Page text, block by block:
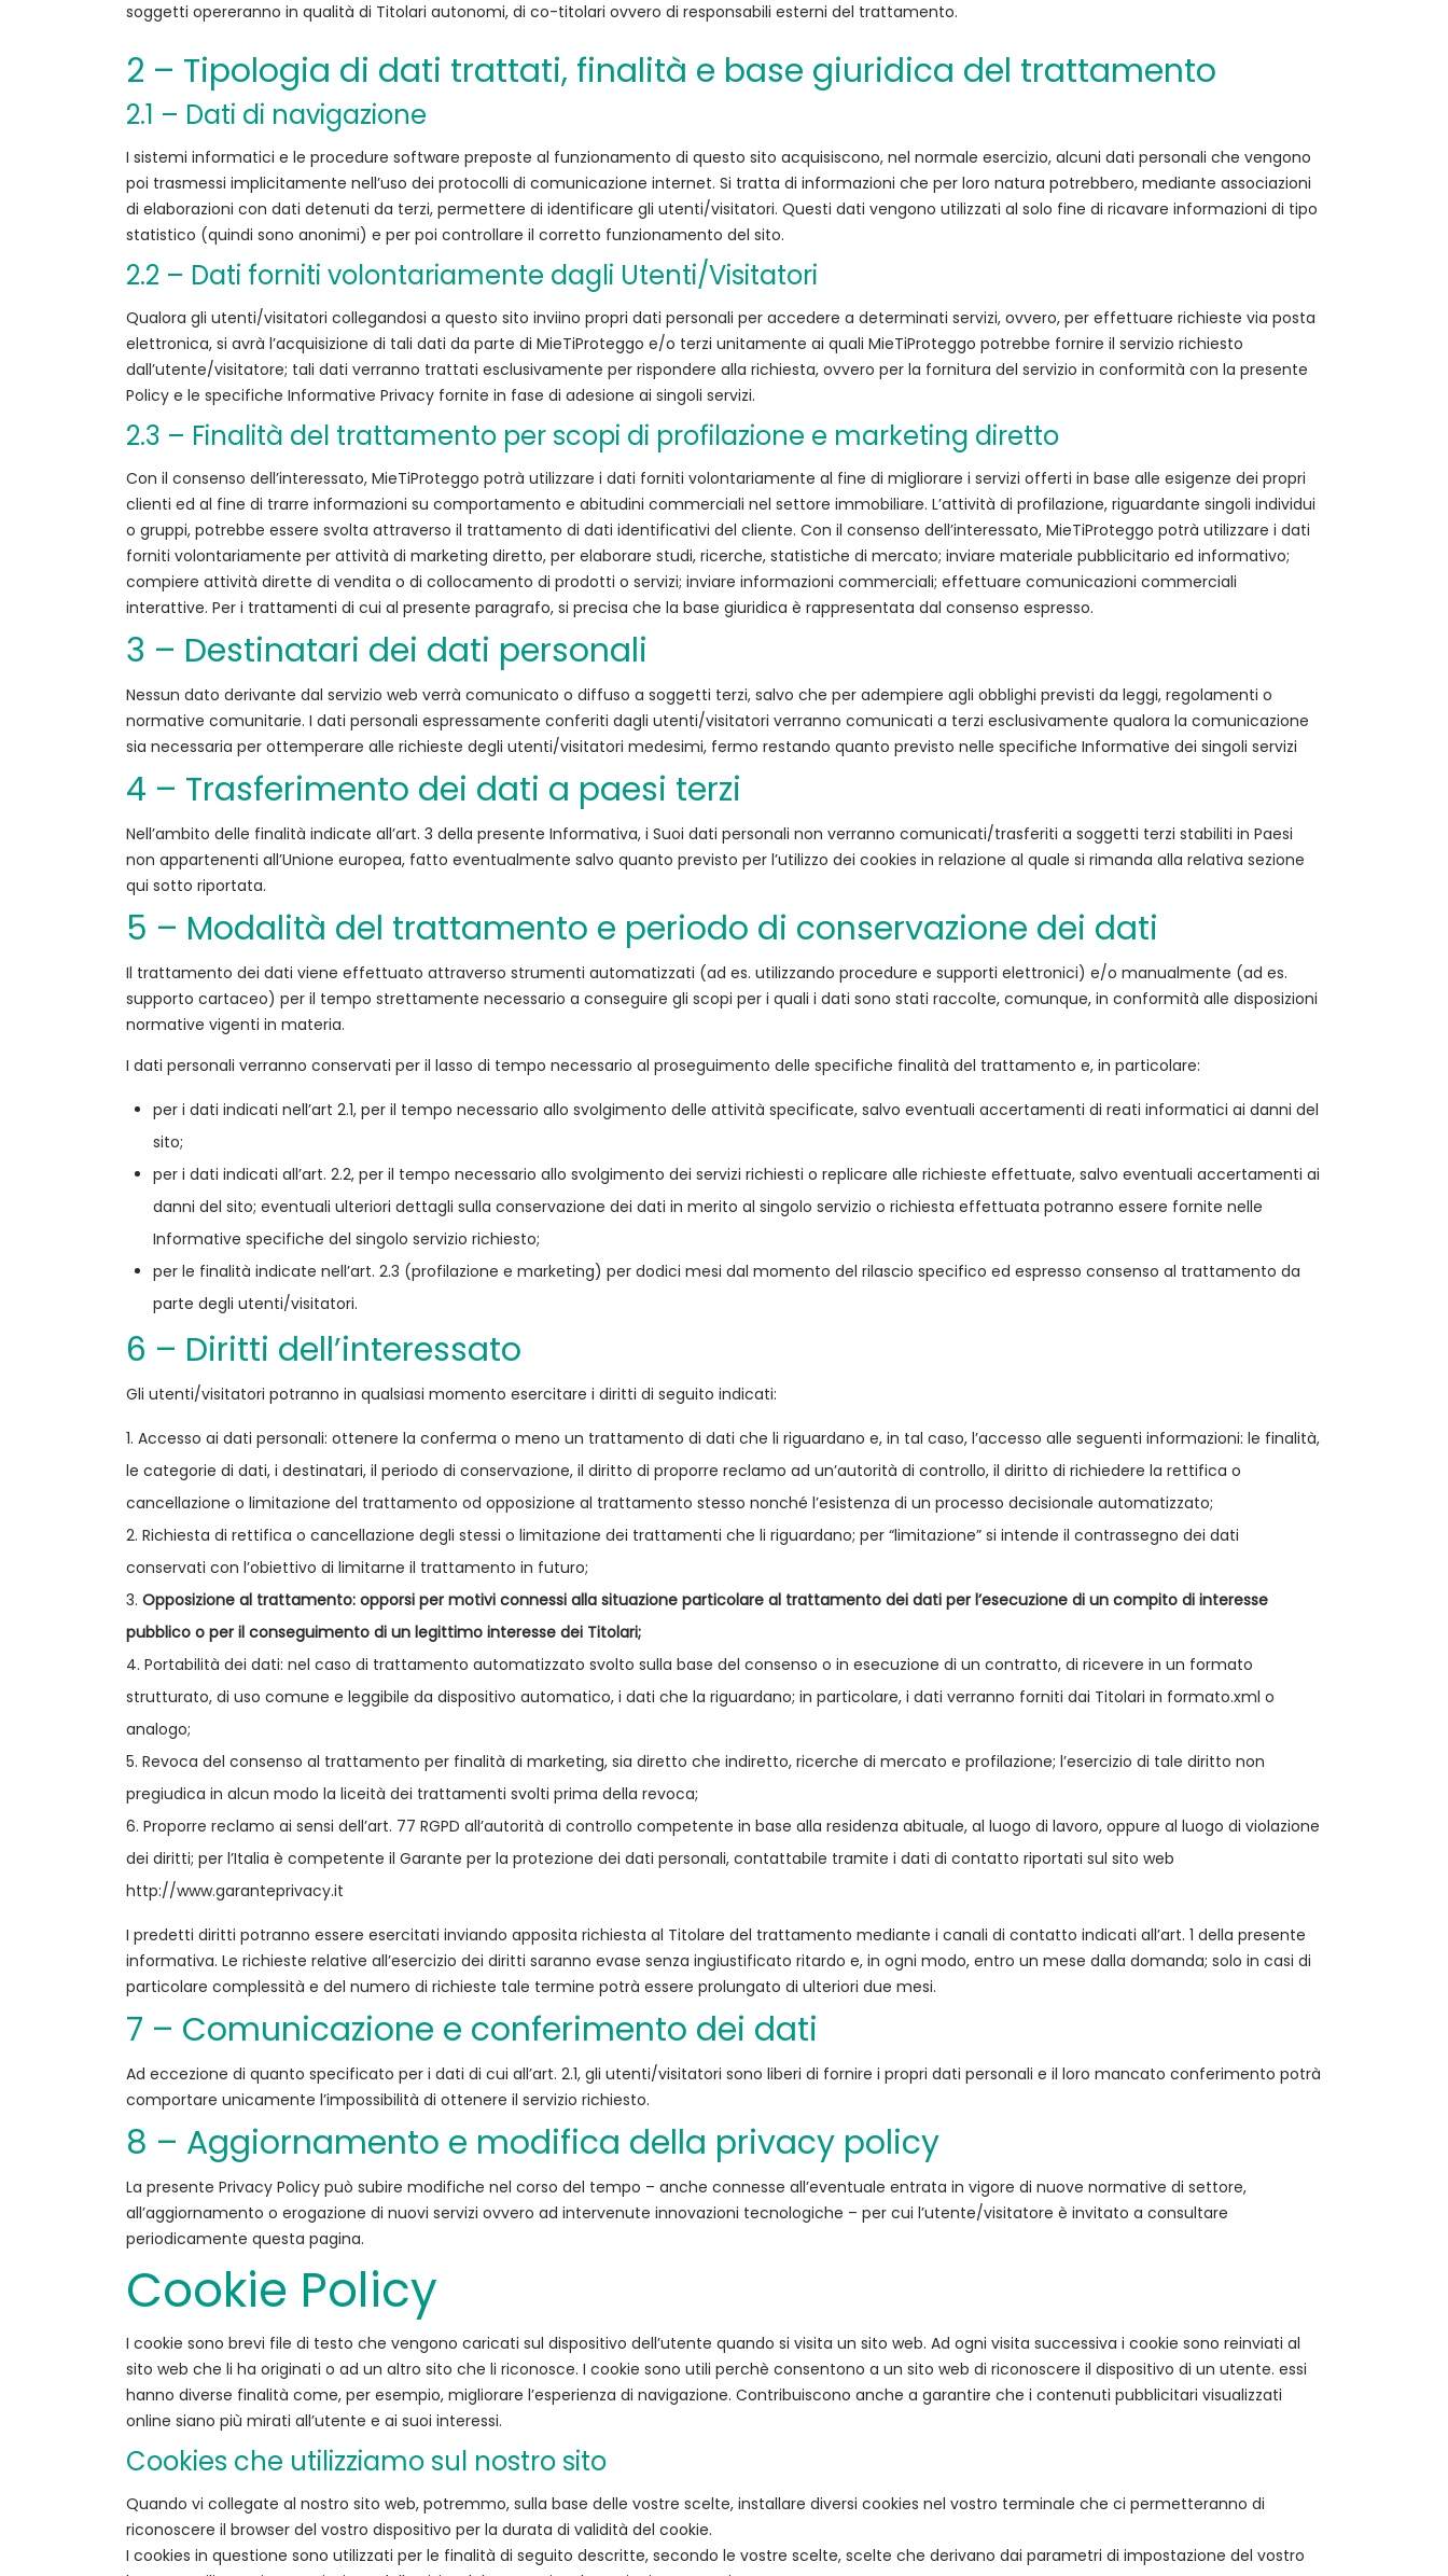
soggetti opereranno in qualità di Titolari autonomi, di co-titolari ovvero di responsabili esterni del trattamento.
hublot
big
bang
replica
Best
Replica
Watches
rolex
Best
Swiss
Watch
breitling
replica
watch
dollar
quality
replicas
replica
Bracelets
breitling
fake
Under
49
dollar
best
replica
rolex
Watches
2 – Tipologia di dati trattati, finalità e base giuridica del trattamento
2.1 – Dati di navigazione
I sistemi informatici e le procedure software preposte al funzionamento di questo sito acquisiscono, nel normale esercizio, alcuni dati personali che vengono
poi trasmessi implicitamente nell’uso dei protocolli di comunicazione internet. Si tratta di informazioni che per loro natura potrebbero, mediante associazioni
di elaborazioni con dati detenuti da terzi, permettere di identificare gli utenti/visitatori. Questi dati vengono utilizzati al solo fine di ricavare informazioni di tipo
statistico (quindi sono anonimi) e per poi controllare il corretto funzionamento del sito.
2.2 – Dati forniti volontariamente dagli Utenti/Visitatori
Qualora gli utenti/visitatori collegandosi a questo sito inviino propri dati personali per accedere a determinati servizi, ovvero, per effettuare richieste via posta
elettronica, si avrà l’acquisizione di tali dati da parte di MieTiProteggo e/o terzi unitamente ai quali MieTiProteggo potrebbe fornire il servizio richiesto
dall’utente/visitatore; tali dati verranno trattati esclusivamente per rispondere alla richiesta, ovvero per la fornitura del servizio in conformità con la presente
Policy e le specifiche Informative Privacy fornite in fase di adesione ai singoli servizi.
2.3 – Finalità del trattamento per scopi di profilazione e marketing diretto
Con il consenso dell’interessato, MieTiProteggo potrà utilizzare i dati forniti volontariamente al fine di migliorare i servizi offerti in base alle esigenze dei propri
clienti ed al fine di trarre informazioni su comportamento e abitudini commerciali nel settore immobiliare. L’attività di profilazione, riguardante singoli individui
o gruppi, potrebbe essere svolta attraverso il trattamento di dati identificativi del cliente. Con il consenso dell’interessato, MieTiProteggo potrà utilizzare i dati
forniti volontariamente per attività di marketing diretto, per elaborare studi, ricerche, statistiche di mercato; inviare materiale pubblicitario ed informativo;
compiere attività dirette di vendita o di collocamento di prodotti o servizi; inviare informazioni commerciali; effettuare comunicazioni commerciali
interattive. Per i trattamenti di cui al presente paragrafo, si precisa che la base giuridica è rappresentata dal consenso espresso.
3 – Destinatari dei dati personali
Nessun dato derivante dal servizio web verrà comunicato o diffuso a soggetti terzi, salvo che per adempiere agli obblighi previsti da leggi, regolamenti o
normative comunitarie. I dati personali espressamente conferiti dagli utenti/visitatori verranno comunicati a terzi esclusivamente qualora la comunicazione
sia necessaria per ottemperare alle richieste degli utenti/visitatori medesimi, fermo restando quanto previsto nelle specifiche Informative dei singoli servizi
4 – Trasferimento dei dati a paesi terzi
Nell’ambito delle finalità indicate all’art. 3 della presente Informativa, i Suoi dati personali non verranno comunicati/trasferiti a soggetti terzi stabiliti in Paesi
non appartenenti all’Unione europea, fatto eventualmente salvo quanto previsto per l’utilizzo dei cookies in relazione al quale si rimanda alla relativa sezione
qui sotto riportata.
5 – Modalità del trattamento e periodo di conservazione dei dati
Il trattamento dei dati viene effettuato attraverso strumenti automatizzati (ad es. utilizzando procedure e supporti elettronici) e/o manualmente (ad es.
supporto cartaceo) per il tempo strettamente necessario a conseguire gli scopi per i quali i dati sono stati raccolte, comunque, in conformità alle disposizioni
normative vigenti in materia.
I dati personali verranno conservati per il lasso di tempo necessario al proseguimento delle specifiche finalità del trattamento e, in particolare:
per i dati indicati nell’art 2.1, per il tempo necessario allo svolgimento delle attività specificate, salvo eventuali accertamenti di reati informatici ai danni del
sito;
per i dati indicati all’art. 2.2, per il tempo necessario allo svolgimento dei servizi richiesti o replicare alle richieste effettuate, salvo eventuali accertamenti ai
danni del sito; eventuali ulteriori dettagli sulla conservazione dei dati in merito al singolo servizio o richiesta effettuata potranno essere fornite nelle
Informative specifiche del singolo servizio richiesto;
per le finalità indicate nell’art. 2.3 (profilazione e marketing) per dodici mesi dal momento del rilascio specifico ed espresso consenso al trattamento da
parte degli utenti/visitatori.
6 – Diritti dell’interessato
Gli utenti/visitatori potranno in qualsiasi momento esercitare i diritti di seguito indicati:
Accesso ai dati personali: ottenere la conferma o meno un trattamento di dati che li riguardano e, in tal caso, l’accesso alle seguenti informazioni: le finalità,
le categorie di dati, i destinatari, il periodo di conservazione, il diritto di proporre reclamo ad un’autorità di controllo, il diritto di richiedere la rettifica o
cancellazione o limitazione del trattamento od opposizione al trattamento stesso nonché l’esistenza di un processo decisionale automatizzato;
Richiesta di rettifica o cancellazione degli stessi o limitazione dei trattamenti che li riguardano; per “limitazione” si intende il contrassegno dei dati
conservati con l’obiettivo di limitarne il trattamento in futuro;
Opposizione al trattamento: opporsi per motivi connessi alla situazione particolare al trattamento dei dati per l’esecuzione di un compito di interesse
pubblico o per il conseguimento di un legittimo interesse dei Titolari;
Portabilità dei dati: nel caso di trattamento automatizzato svolto sulla base del consenso o in esecuzione di un contratto, di ricevere in un formato
strutturato, di uso comune e leggibile da dispositivo automatico, i dati che la riguardano; in particolare, i dati verranno forniti dai Titolari in formato.xml o
analogo;
Revoca del consenso al trattamento per finalità di marketing, sia diretto che indiretto, ricerche di mercato e profilazione; l’esercizio di tale diritto non
pregiudica in alcun modo la liceità dei trattamenti svolti prima della revoca;
Proporre reclamo ai sensi dell’art. 77 RGPD all’autorità di controllo competente in base alla residenza abituale, al luogo di lavoro, oppure al luogo di violazione
dei diritti; per l’Italia è competente il Garante per la protezione dei dati personali, contattabile tramite i dati di contatto riportati sul sito web
http://www.garanteprivacy.it
I predetti diritti potranno essere esercitati inviando apposita richiesta al Titolare del trattamento mediante i canali di contatto indicati all’art. 1 della presente
informativa. Le richieste relative all’esercizio dei diritti saranno evase senza ingiustificato ritardo e, in ogni modo, entro un mese dalla domanda; solo in casi di
particolare complessità e del numero di richieste tale termine potrà essere prolungato di ulteriori due mesi.
7 – Comunicazione e conferimento dei dati
Ad eccezione di quanto specificato per i dati di cui all’art. 2.1, gli utenti/visitatori sono liberi di fornire i propri dati personali e il loro mancato conferimento potrà
comportare unicamente l’impossibilità di ottenere il servizio richiesto.
8 – Aggiornamento e modifica della privacy policy
La presente Privacy Policy può subire modifiche nel corso del tempo – anche connesse all’eventuale entrata in vigore di nuove normative di settore,
all’aggiornamento o erogazione di nuovi servizi ovvero ad intervenute innovazioni tecnologiche – per cui l’utente/visitatore è invitato a consultare
periodicamente questa pagina.
Cookie Policy
I cookie sono brevi file di testo che vengono caricati sul dispositivo dell’utente quando si visita un sito web. Ad ogni visita successiva i cookie sono reinviati al
sito web che li ha originati o ad un altro sito che li riconosce. I cookie sono utili perchè consentono a un sito web di riconoscere il dispositivo di un utente. essi
hanno diverse finalità come, per esempio, migliorare l’esperienza di navigazione. Contribuiscono anche a garantire che i contenuti pubblicitari visualizzati
online siano più mirati all’utente e ai suoi interessi.
Cookies che utilizziamo sul nostro sito
Quando vi collegate al nostro sito web, potremmo, sulla base delle vostre scelte, installare diversi cookies nel vostro terminale che ci permetteranno di
riconoscere il browser del vostro dispositivo per la durata di validità del cookie.
I cookies in questione sono utilizzati per le finalità di seguito descritte, secondo le vostre scelte, scelte che derivano dai parametri di impostazione del vostro